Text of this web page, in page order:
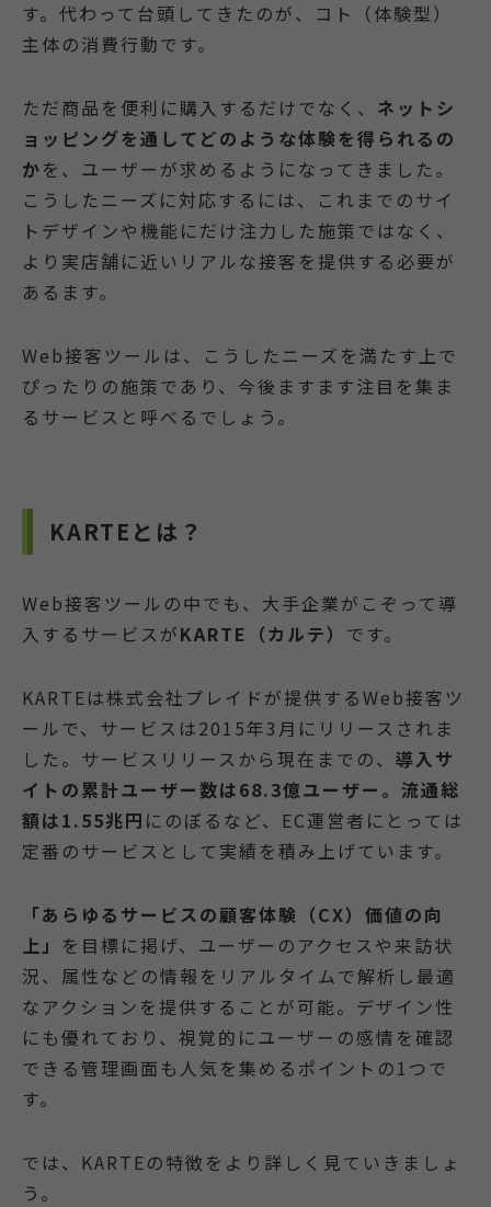
す。代わって台頭してきたのが、コト（体験型）
主体の消費行動です。
ただ商品を便利に購入するだけでなく、 ネットシ
ョッピングを通してどのような体験を得られるの
かを、ユーザーが求めるようになってきました。
こうしたニーズに対応するには、これまでのサイ
トデザインや機能にだけ注力した施策ではなく、
より実店舗に近いリアルな接客を提供する必要が
あるます。
Web接客ツールは、こうしたニーズを満たす上で
ぴったりの施策であり、今後ますます注目を集ま
るサービスと呼べるでしょう。
KARTEとは？
Web接客ツールの中でも、大手企業がこぞって導
入するサービスがKARTE（カルテ） です。
KARTEは株式会社プレイドが提供するWeb接客ツ
ールで、サービスは2015年3月にリリースされま
した。サービスリリースから現在までの、 導入サ
イトの累計ユーザー数は68.3億ユーザー。流通総
額は1.55兆円 にのぼるなど、EC運営者にとっては
定番のサービスとして実績を積み上げています。
「あらゆるサービスの顧客体験（CX）価値の向
上」 を目標に掲げ、ユーザーのアクセスや来訪状
況、属性などの情報をリアルタイムで解析し最適
なアクションを提供することが可能。デザイン性
にも優れており、視覚的にユーザーの感情を確認
できる管理画面も人気を集めるポイントの1つで
す。
では、KARTEの特徴をより詳しく見ていきましょ
う。